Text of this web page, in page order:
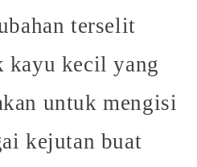
terselit
kayu kecil yang
untuk mengisi
kejutan buat